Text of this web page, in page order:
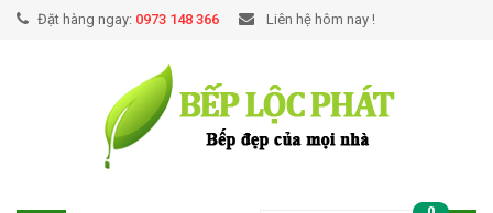
Đặt hàng ngay: 0973 148 366 Liên hệ hôm nay !